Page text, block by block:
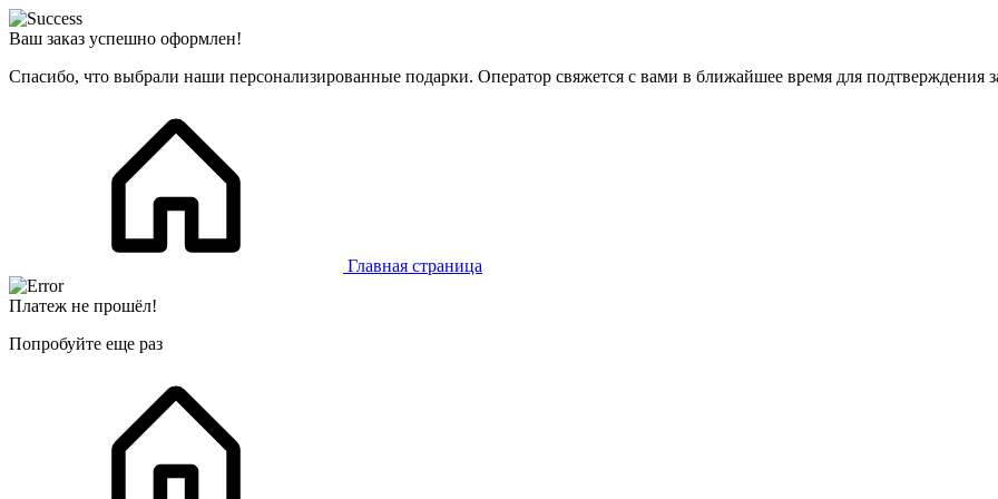
Ваш заказ успешно оформлен!
Спасибо, что выбрали наши персонализированные подарки. Оператор свяжется с вами в ближайшее время для подтверждения
Главная страница
Платеж не прошёл!
Попробуйте еще раз